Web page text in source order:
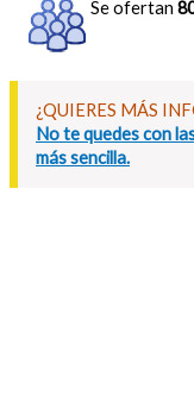
Se ofertan
¿QUIERES MÁS
No te quedes con
más sencilla.